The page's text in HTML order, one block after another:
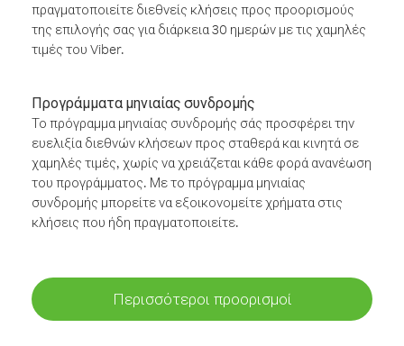
πραγματοποιείτε διεθνείς κλήσεις προς προορισμούς
της επιλογής σας για διάρκεια 30 ημερών με τις χαμηλές
τιμές του Viber.
Προγράμματα μηνιαίας συνδρομής
Το πρόγραμμα μηνιαίας συνδρομής σάς προσφέρει την
ευελιξία διεθνών κλήσεων προς σταθερά και κινητά σε
χαμηλές τιμές, χωρίς να χρειάζεται κάθε φορά ανανέωση
του προγράμματος. Με το πρόγραμμα μηνιαίας
συνδρομής μπορείτε να εξοικονομείτε χρήματα στις
κλήσεις που ήδη πραγματοποιείτε.
Περισσότεροι προορισμοί